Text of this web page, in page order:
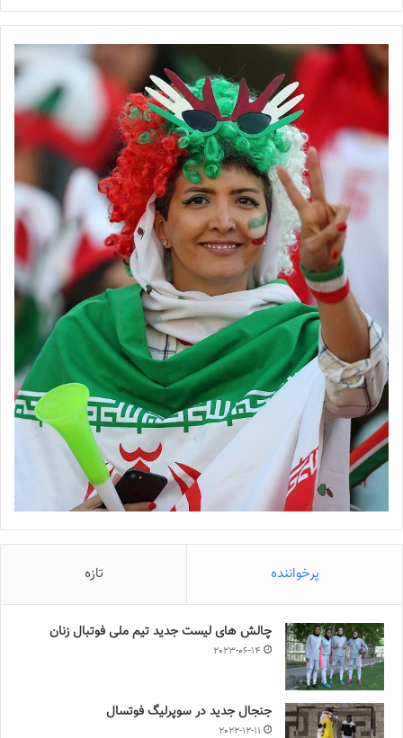
پرخواننده تازه
چالش هاى ليست جدید تيم ملى فوتبال زنان
2023-06-14
جنجال جدید در سوپرلیگ فوتسال
2022-12-11